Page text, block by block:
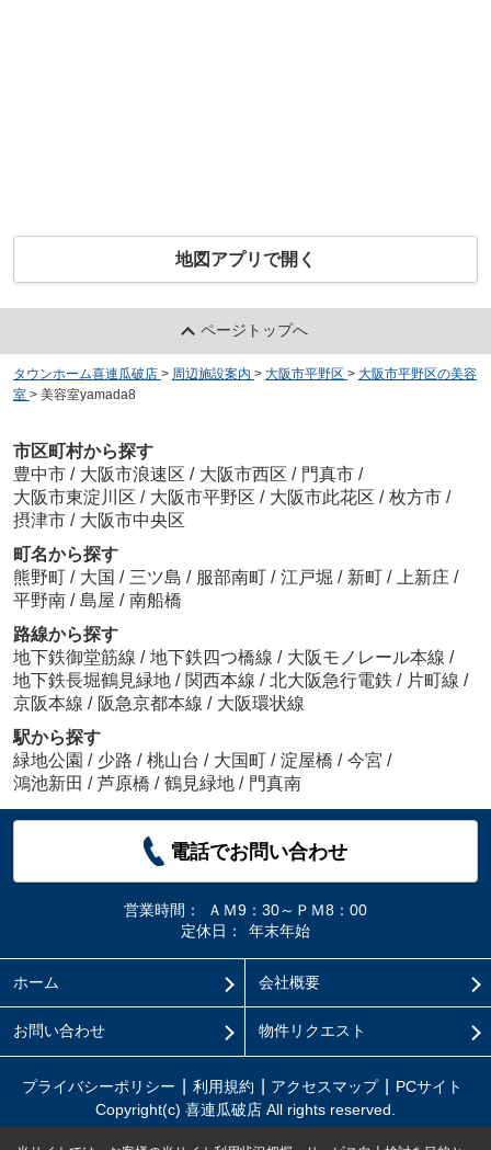
地図アプリで開く
ページトップへ
タウンホーム喜連瓜破店 > 周辺施設案内 > 大阪市平野区 > 大阪市平野区の美容
室 > 美容室yamada8
市区町村から探す
豊中市 / 大阪市浪速区 / 大阪市西区 / 門真市 /
大阪市東淀川区 / 大阪市平野区 / 大阪市此花区 / 枚方市 /
摂津市 / 大阪市中央区
町名から探す
熊野町 / 大国 / 三ツ島 / 服部南町 / 江戸堀 / 新町 / 上新庄 /
平野南 / 島屋 / 南船橋
路線から探す
地下鉄御堂筋線 / 地下鉄四つ橋線 / 大阪モノレール本線 /
地下鉄長堀鶴見緑地 / 関西本線 / 北大阪急行電鉄 / 片町線 /
京阪本線 / 阪急京都本線 / 大阪環状線
駅から探す
緑地公園 / 少路 / 桃山台 / 大国町 / 淀屋橋 / 今宮 /
鴻池新田 / 芦原橋 / 鶴見緑地 / 門真南
電話でお問い合わせ
営業時間：
ＡＭ9：30～ＰＭ8：00
定休日：
年末年始
ホーム 会社概要
お問い合わせ 物件リクエスト
プライバシーポリシー 利用規約 アクセスマップ
PCサイト
Copyright(c) 喜連瓜破店 All rights reserved.